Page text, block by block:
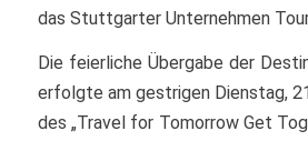
das Stuttgarter Unternehmen
Die feierliche Übergabe der
erfolgte am gestrigen Dienstag,
des „Travel for Tomorrow Get